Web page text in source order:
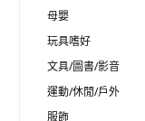
母嬰
玩具嗜好
文具/圖書/影音
運動/休閒/戶外
服飾